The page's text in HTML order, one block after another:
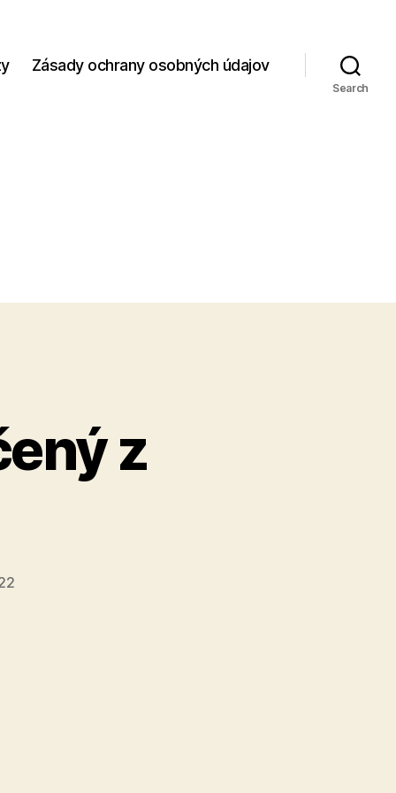
Zásady ochrany osobných údajov
Search
z